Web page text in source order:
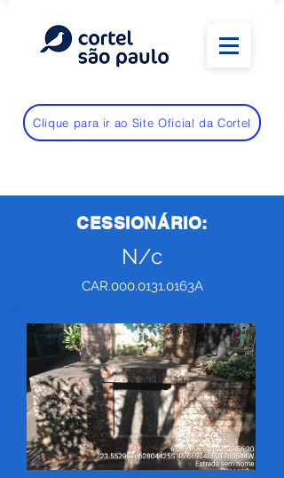
Clique para ir ao Site Oficial da Cortel
CESSIONÁRIO:
N/c
CAR.000.0131.0163A